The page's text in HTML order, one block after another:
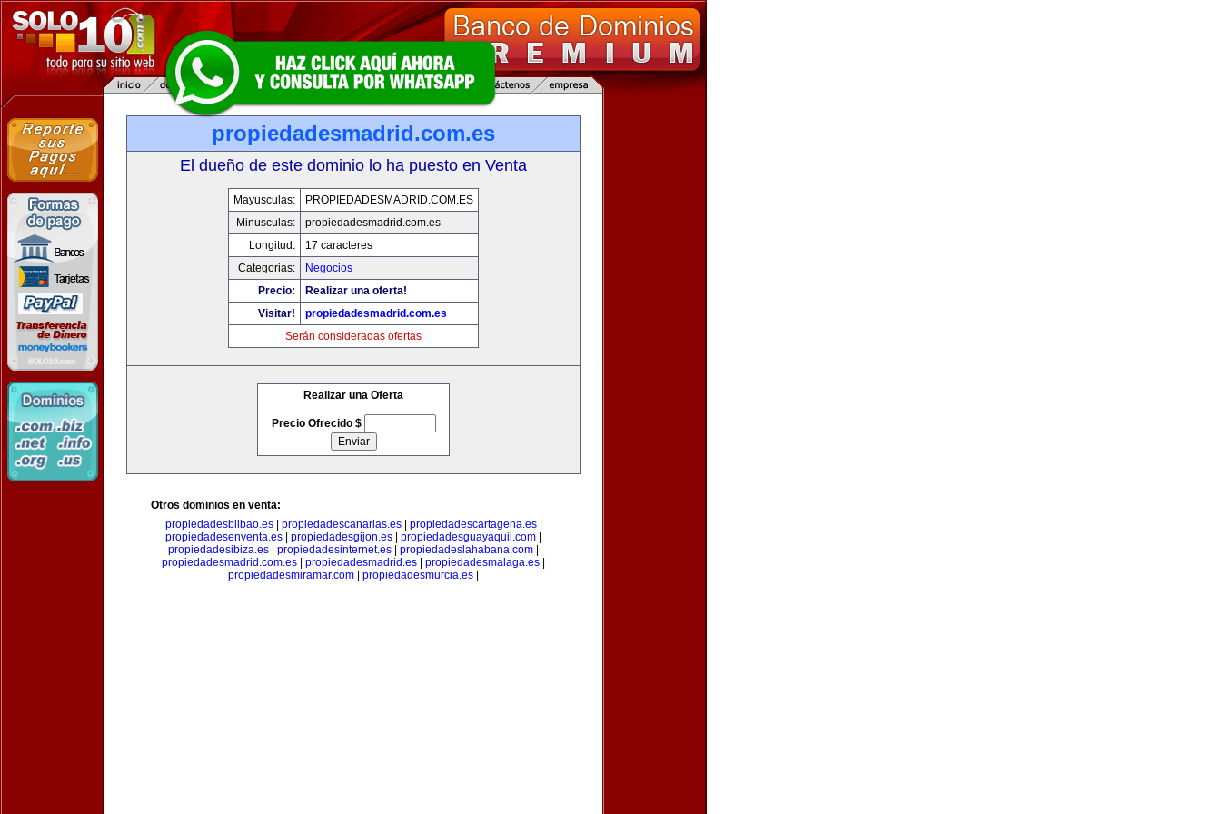
propiedadesmadrid.com.es
El dueño de este dominio lo ha puesto en Venta
Mayusculas:
PROPIEDADESMADRID.COM.ES
Minusculas:
propiedadesmadrid.com.es
Longitud:
17 caracteres
Categorias:
Negocios
Precio:
Realizar una oferta!
Visitar!
propiedadesmadrid.com.es
Serán consideradas ofertas
Realizar una Oferta
Precio Ofrecido $
Otros dominios en venta:
propiedadesbilbao.es| propiedadescanarias.es| propiedadescartagena.es|
propiedadesenventa.es
propiedadesgijon.es propiedadesguayaquil.com
propiedadesibiza.es
propiedadesinternet.es propiedadeslahabana.com
propiedadesmadrid.com.es
propiedadesmadrid.es propiedadesmalaga.es
propiedadesmiramar.com
propiedadesmurcia.es